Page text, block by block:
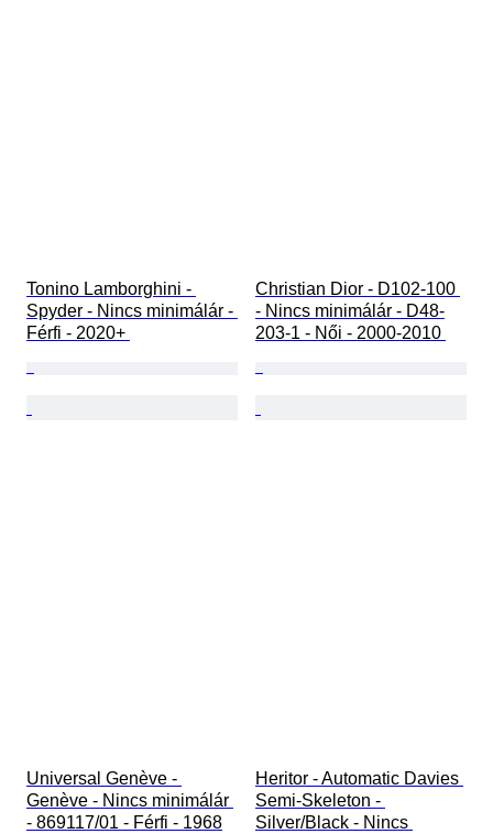
Tonino Lamborghini -
Spyder - Nincs minimálár -
Férfi - 2020+
Christian Dior - D102-100
- Nincs minimálár - D48-
203-1 - Női - 2000-2010
Universal Genève -
Genève - Nincs minimálár
- 869117/01 - Férfi - 1968
Heritor - Automatic Davies
Semi-Skeleton -
Silver/Black - Nincs